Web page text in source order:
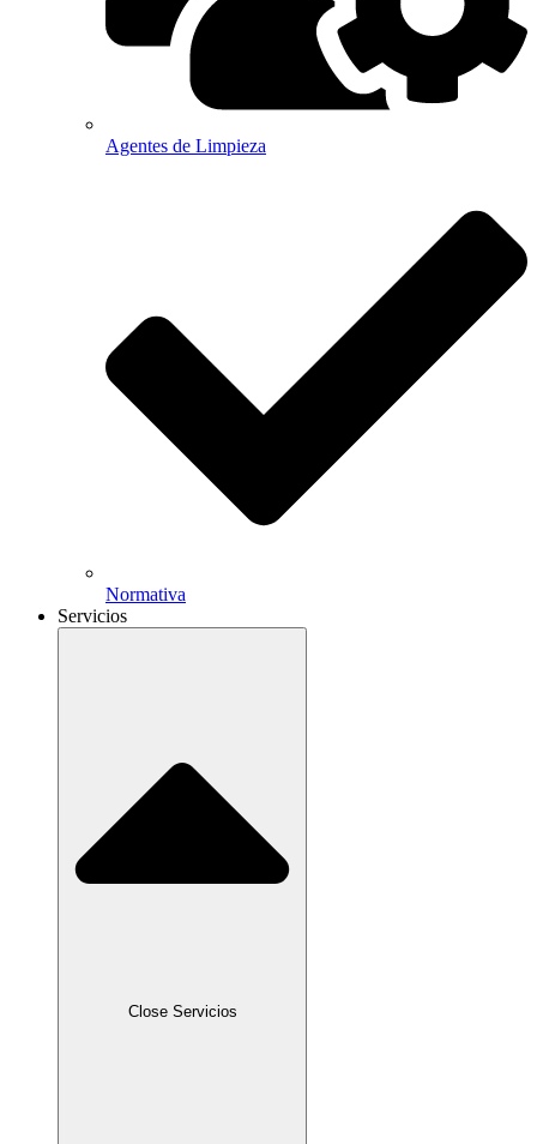
Agentes de Limpieza
Normativa
Servicios
Close Servicios